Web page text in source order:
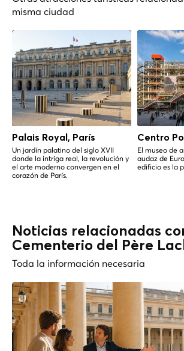
misma ciudad
Palais Royal, París
Un jardín palatino del siglo XVII
donde la intriga real, la revolución y
el arte moderno convergen en el
corazón de París.
Centro
El museo de
audaz de
edificio es la
Noticias relacionadas
Cementerio del Père
Toda la información necesaria